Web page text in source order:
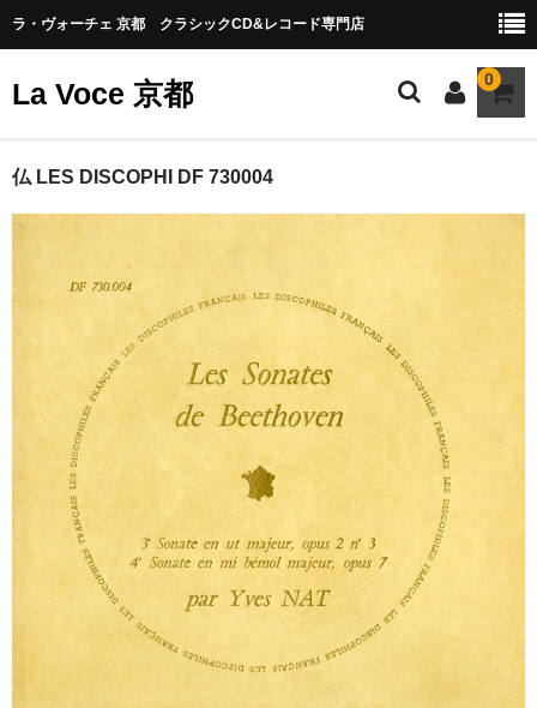
ラ・ヴォーチェ 京都 クラシックCD&レコード専門店
La Voce 京都 0
CATALOG LP
交響曲・管弦楽曲
室内楽曲
器楽曲
声楽曲
合唱
オペラ
仏 LES DISCOPHI DF 730004